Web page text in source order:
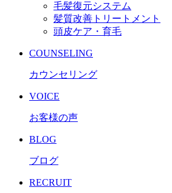
毛髪復元システム
髪質改善トリートメント
頭皮ケア・育毛
COUNSELING
カウンセリング
VOICE
お客様の声
BLOG
ブログ
RECRUIT